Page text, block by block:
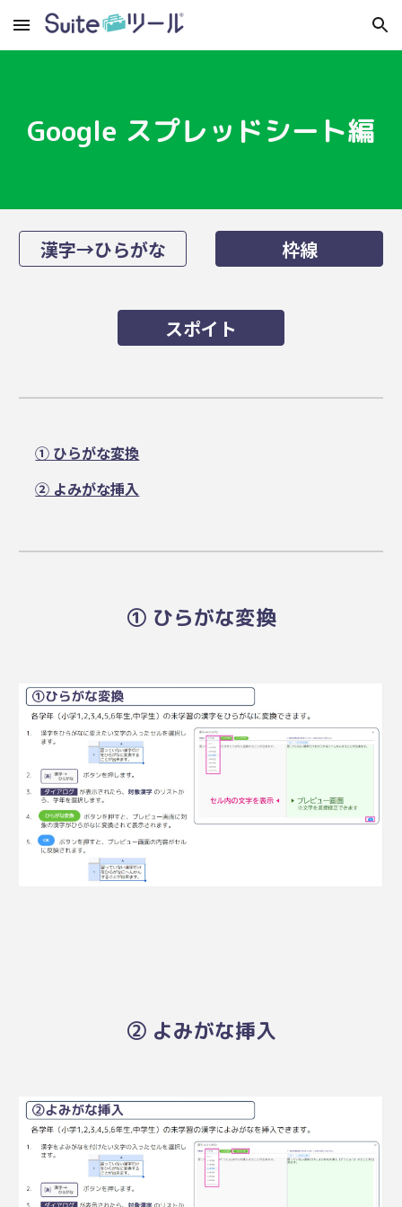
Skip to main content Skip to navigation
Google スプレッドシート編
漢字→ひらがな 枠線
スポイト
① ひらがな変換
② よみがな挿入
① ひらがな変換
② よみがな挿入